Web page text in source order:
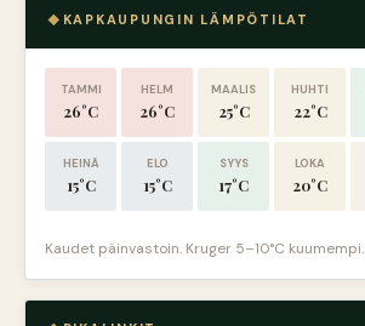
KAPKAUPUNGIN LÄMPÖTILAT
TAMMI
26°C
HELM
26°C
MAALIS
25°C
HUHTI
22°C
HEINÄ
15°C
ELO
15°C
SYYS
17°C
LOKA
20°C
Kaudet päinvastoin. Kruger 5–10°C kuumempi.